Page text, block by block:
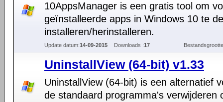
10AppsManager is een gratis tool om
geïnstalleerde apps in Windows 10 te
installeren/herinstalleren.
Update datum:14-09-2015 Downloads :17
UninstallView (64-bit) v1.33
UninstallView (64-bit) is een alternatief
de standaard programma's verwijderen